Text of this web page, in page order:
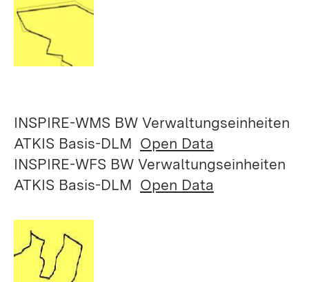
INSPIRE-WMS BW Verwaltungseinheiten
ATKIS Basis-DLM Open Data
INSPIRE-WFS BW Verwaltungseinheiten
ATKIS Basis-DLM Open Data